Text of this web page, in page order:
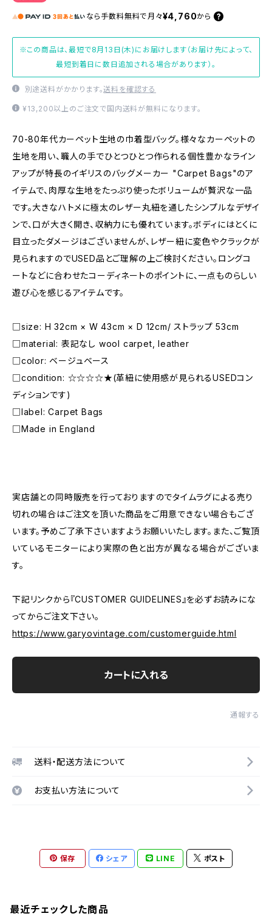
なら 手数料無料で 月々¥4,760から
※この商品は、最短で8月13日(木)にお届けします（お届け先によって、
最短到着日に数日追加される場合があります）。
別途送料がかかります。送料を確認する
¥13,200以上のご注文で国内送料が無料になります。
70-80年代カーペット生地の巾着型バッグ。様々なカーペットの
生地を用い、職人の手でひとつひとつ作られる個性豊かなライン
アップが特長のイギリスのバッグメーカー "Carpet Bags"のア
イテムで、肉厚な生地をたっぷり使ったボリュームが贅沢な一品
です。大きなハトメに極太のレザー丸紐を通したシンプルなデザイ
ンで、口が大きく開き、収納力にも優れています。ボディにはとくに
目立ったダメージはございませんが、レザー紐に変色やクラックが
見られますのでUSED品とご理解の上ご検討ください。ロングコ
ートなどに合わせたコーディネートのポイントに、一点ものらしい
遊び心を感じるアイテムです。
□size: H 32cm × W 43cm × D 12cm/ ストラップ 53cm
□material: 表記なし wool carpet, leather
□color: ベージュベース
□condition: ☆☆☆☆★(革紐に使用感が見られるUSEDコン
ディションです)
□label: Carpet Bags
□Made in England
実店舗との同時販売を行っておりますのでタイムラグによる売り
切れの場合はご注文を頂いた商品をご用意できない場合もござ
います。予めご了承下さいますようお願いいたします。また、ご覧頂
いているモニターにより実際の色と出方が異なる場合がございま
す。
下記リンクから『CUSTOMER GUIDELINES』を必ずお読みにな
ってからご注文下さい。
https://www.garyovintage.com/customerguide.html
カートに入れる
通報する
送料・配送方法について
お支払い方法について
保存 シェア LINE ポスト
最近チェックした商品